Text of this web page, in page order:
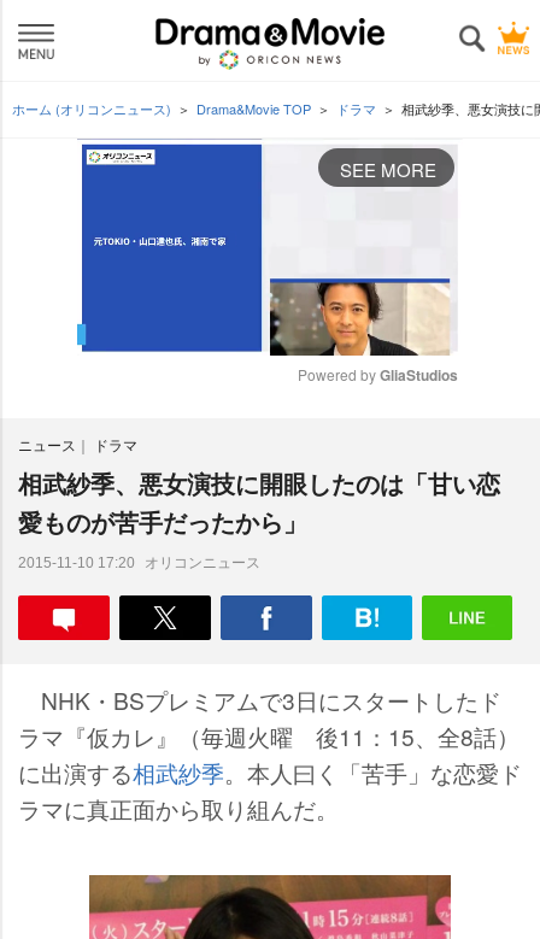
ホーム (オリコンニュース) Drama&Movie TOP ドラマ 相武紗季、悪女演技に
SEE MORE
e
Powered by GliaStudios
ニュース ドラマ
相武紗季、悪女演技に開眼したのは「甘い恋
愛ものが苦手だったから」
2015-11-10 17:20 オリコンニュース
NHK・BSプレミアムで3日にスタートしたド
ラマ『仮カレ』（毎週火曜 後11：15、全8話）
に出演する相武紗季。本人曰く「苦手」な恋愛ド
ラマに真正面から取り組んだ。